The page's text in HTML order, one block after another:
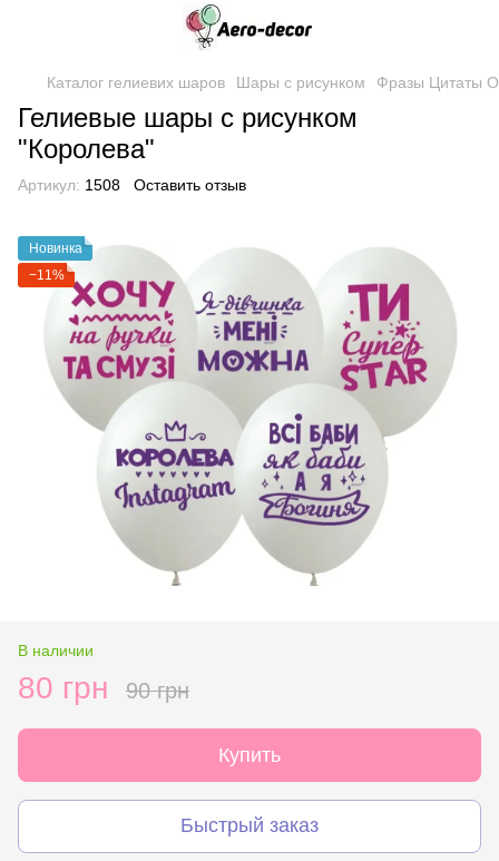
Каталог гелиевих шаров Шары с рисунком Фразы Цитаты
Гелиевые шары с рисунком
"Королева"
Артикул: 1508 Оставить отзыв
Новинка
−11%
В наличии
80 грн 90 грн
Купить
Быстрый заказ